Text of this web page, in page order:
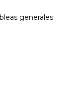
generales